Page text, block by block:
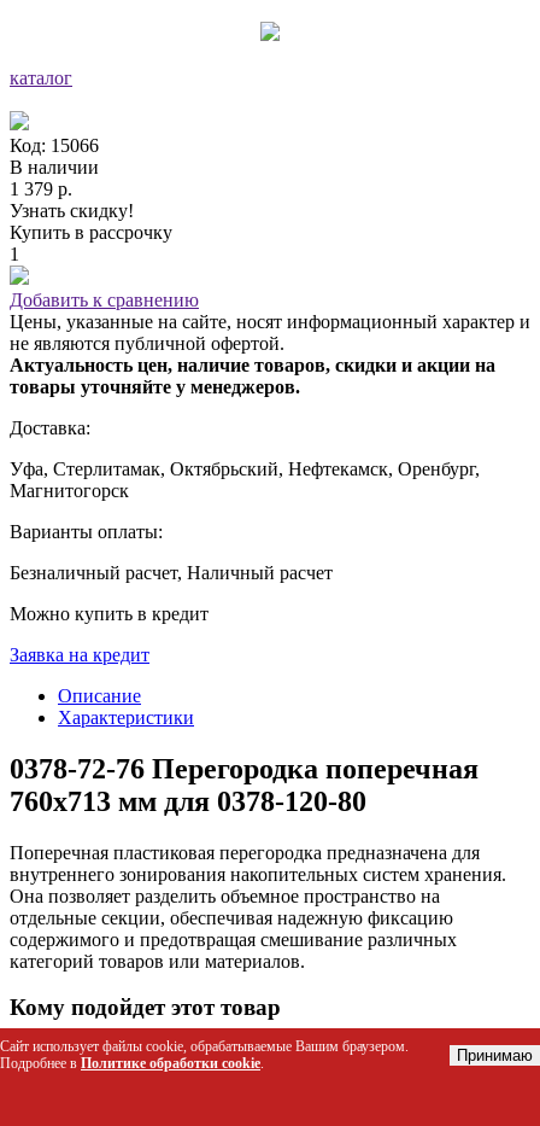
каталог
Код: 15066
В наличии
1 379 р.
Узнать скидку!
Купить в рассрочку
1
Добавить к сравнению
Цены, указанные на сайте, носят информационный характер и
не являются публичной офертой.
Актуальность цен, наличие товаров, скидки и акции на
товары уточняйте у менеджеров.
Доставка:
Уфа, Стерлитамак, Октябрьский, Нефтекамск, Оренбург,
Магнитогорск
Варианты оплаты:
Безналичный расчет, Наличный расчет
Можно купить в кредит
Заявка на кредит
Описание
Характеристики
0378-72-76 Перегородка поперечная
760х713 мм для 0378-120-80
Поперечная пластиковая перегородка предназначена для
внутреннего зонирования накопительных систем хранения.
Она позволяет разделить объемное пространство на
отдельные секции, обеспечивая надежную фиксацию
содержимого и предотвращая смешивание различных
категорий товаров или материалов.
Кому подойдет этот товар
Складские комплексы и логистические центры для
организации хранения мелких деталей и компонентов.
Сайт использует файлы cookie, обрабатываемые Вашим браузером.
Подробнее в Политике обработки cookie. Принимаю